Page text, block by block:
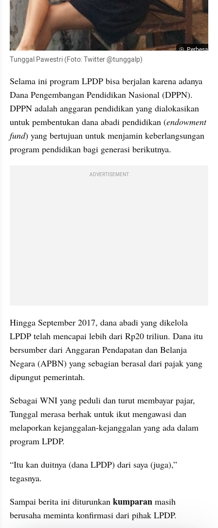
Perbesar
Tunggal Pawestri (Foto: Twitter @tunggalp)
Selama ini program LPDP bisa berjalan karena adanya
Dana Pengembangan Pendidikan Nasional (DPPN).
DPPN adalah anggaran pendidikan yang dialokasikan
untuk pembentukan dana abadi pendidikan (endowment
fund) yang bertujuan untuk menjamin keberlangsungan
program pendidikan bagi generasi berikutnya.
ADVERTISEMENT
Hingga September 2017, dana abadi yang dikelola
LPDP telah mencapai lebih dari Rp20 triliun. Dana itu
bersumber dari Anggaran Pendapatan dan Belanja
Negara (APBN) yang sebagian berasal dari pajak yang
dipungut pemerintah.
Sebagai WNI yang peduli dan turut membayar pajar,
Tunggal merasa berhak untuk ikut mengawasi dan
melaporkan kejanggalan-kejanggalan yang ada dalam
program LPDP.
“Itu kan duitnya (dana LPDP) dari saya (juga),”
tegasnya.
Sampai berita ini diturunkan kumparan masih
berusaha meminta konfirmasi dari pihak LPDP.